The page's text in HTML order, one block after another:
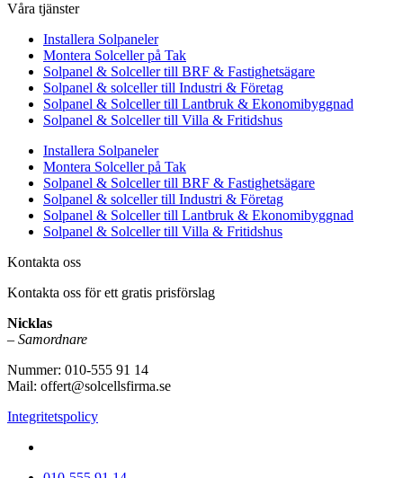
Våra tjänster
Installera Solpaneler
Montera Solceller på Tak
Solpanel & Solceller till BRF & Fastighetsägare
Solpanel & solceller till Industri & Företag
Solpanel & Solceller till Lantbruk & Ekonomibyggnad
Solpanel & Solceller till Villa & Fritidshus
Installera Solpaneler
Montera Solceller på Tak
Solpanel & Solceller till BRF & Fastighetsägare
Solpanel & solceller till Industri & Företag
Solpanel & Solceller till Lantbruk & Ekonomibyggnad
Solpanel & Solceller till Villa & Fritidshus
Kontakta oss
Kontakta oss för ett gratis prisförslag
Nicklas
– Samordnare
Nummer: 010-555 91 14
Mail: offert@solcellsfirma.se
Integritetspolicy